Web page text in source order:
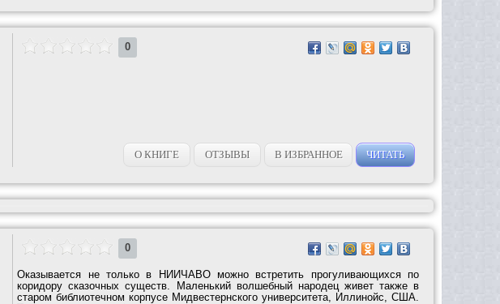
0
О КНИГЕ ОТЗЫВЫ В ИЗБРАННОЕ ЧИТАТЬ
0
Оказывается не только в НИИЧАВО можно встретить прогуливающихся по
коридору сказочных существ. Маленький волшебный народец живет также в
старом библиотечном корпусе Мидвестернского университета, Иллинойс, США.